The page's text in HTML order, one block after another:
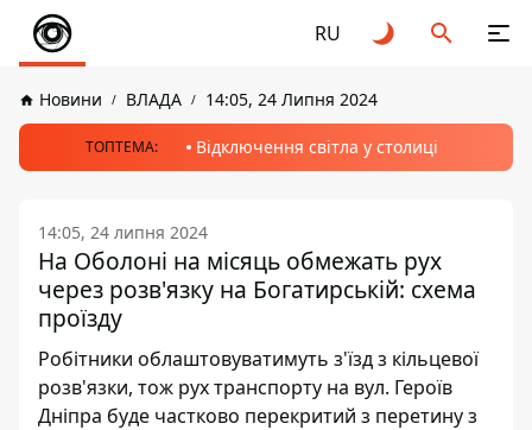
RU
Новини ВЛАДА 14:05, 24 Липня 2024
ТОПТЕМА: Відключення світла у столиці
14:05, 24 липня 2024
На Оболоні на місяць обмежать рух
через розв'язку на Богатирській: схема
проїзду
Робітники облаштовуватимуть з'їзд з кільцевої
розв'язки, тож рух транспорту на вул. Героїв
Дніпра буде частково перекритий з перетину з